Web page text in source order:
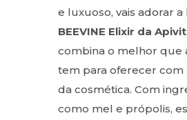
e luxuoso, vais adorar a
BEEVINE Elixir da
combina o melhor que
tem para oferecer com
da cosmética. Com
como mel e própolis,